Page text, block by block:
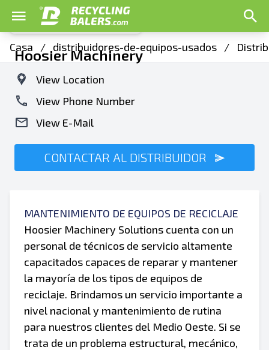
Casa / distribuidores-de-equipos-usados /
Hoosier Machinery
View Location
View Phone Number
View E-Mail
CONTACTAR AL DISTRIBUIDOR
MANTENIMIENTO DE EQUIPOS DE RECICLAJE
Hoosier Machinery Solutions cuenta con un
personal de técnicos de servicio altamente
capacitados capaces de reparar y mantener
la mayoría de los tipos de equipos de
reciclaje. Brindamos un servicio importante a
nivel nacional y mantenimiento de rutina
para nuestros clientes del Medio Oeste. Si se
trata de un problema estructural, mecánico,